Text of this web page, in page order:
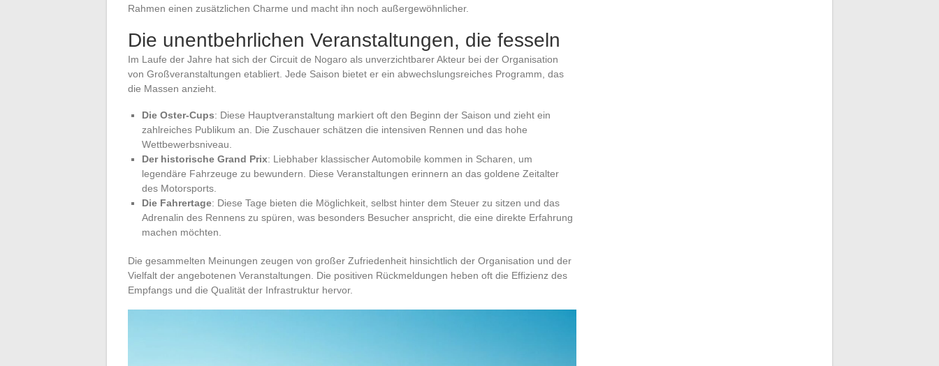
Rahmen einen zusätzlichen Charme und macht ihn noch außergewöhnlicher.
Die unentbehrlichen Veranstaltungen, die fesseln
Im Laufe der Jahre hat sich der Circuit de Nogaro als unverzichtbarer Akteur bei der Organisation
von Großveranstaltungen etabliert. Jede Saison bietet er ein abwechslungsreiches Programm, das
die Massen anzieht.
Die Oster-Cups: Diese Hauptveranstaltung markiert oft den Beginn der Saison und zieht ein
zahlreiches Publikum an. Die Zuschauer schätzen die intensiven Rennen und das hohe
Wettbewerbsniveau.
Der historische Grand Prix: Liebhaber klassischer Automobile kommen in Scharen, um
legendäre Fahrzeuge zu bewundern. Diese Veranstaltungen erinnern an das goldene Zeitalter
des Motorsports.
Die Fahrertage: Diese Tage bieten die Möglichkeit, selbst hinter dem Steuer zu sitzen und das
Adrenalin des Rennens zu spüren, was besonders Besucher anspricht, die eine direkte Erfahrung
machen möchten.
Die gesammelten Meinungen zeugen von großer Zufriedenheit hinsichtlich der Organisation und der
Vielfalt der angebotenen Veranstaltungen. Die positiven Rückmeldungen heben oft die Effizienz des
Empfangs und die Qualität der Infrastruktur hervor.